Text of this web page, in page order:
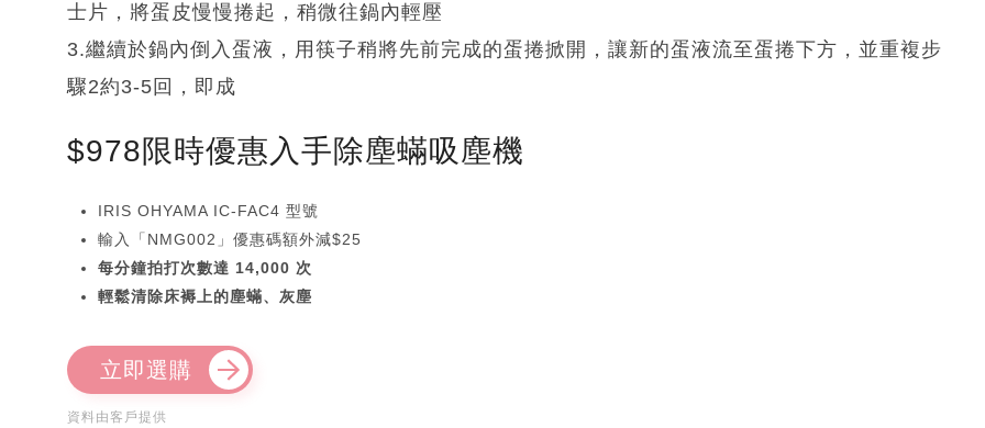
士片，將蛋皮慢慢捲起，稍微往鍋內輕壓
3.繼續於鍋內倒入蛋液，用筷子稍將先前完成的蛋捲掀開，讓新的蛋液流至蛋捲下方，並重複步
驟2約3-5回，即成
$978限時優惠入手除塵蟎吸塵機
IRIS OHYAMA IC-FAC4 型號
輸入「NMG002」優惠碼額外減$25
每分鐘拍打次數達 14,000 次
輕鬆清除床褥上的塵蟎、灰塵
立即選購
資料由客戶提供